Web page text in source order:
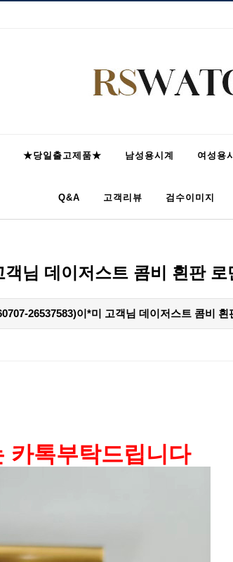
★당일출고제품★ 남성용시계 여성용
Q&A 고객리뷰 검수이미지
객님 데이저스트 콤비 흰판
26537583)이*미 고객님 데이저스트 콤비
카톡부탁드립니다